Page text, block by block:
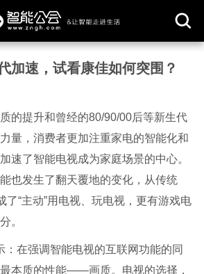
加速，试看康佳如何突围？
的提升和曾经的80/90/00后等新生代
量，消费者更加注重家电的智能化和
速了智能电视成为家庭场景的中心。
也发生了翻天覆地的变化，从传统
了“主动”用电视、玩电视，更有游戏电
。
：在强调智能电视的互联网功能的同
本质的性能——画质。电视的选择，